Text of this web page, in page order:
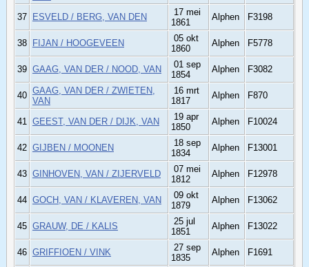
37 ESVELD / BERG, VAN DEN
17 mei
1861
Alphen F3198
38 FIJAN / HOOGEVEEN
05 okt
1860
Alphen F5778
39 GAAG, VAN DER / NOOD, VAN
01 sep
1854
Alphen F3082
40 GAAG, VAN DER / ZWIETEN,
VAN
16 mrt
1817
Alphen F870
41 GEEST, VAN DER / DIJK, VAN
19 apr
1850
Alphen F10024
42 GIJBEN / MOONEN
18 sep
1834
Alphen F13001
43 GINHOVEN, VAN / ZIJERVELD
07 mei
1812
Alphen F12978
44 GOCH, VAN / KLAVEREN, VAN
09 okt
1879
Alphen F13062
45 GRAUW, DE / KALIS
25 jul
1851
Alphen F13022
46 GRIFFIOEN / VINK
27 sep
1835
Alphen F1691